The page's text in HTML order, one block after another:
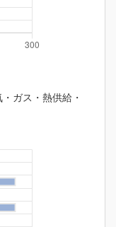
ガス・熱供給・